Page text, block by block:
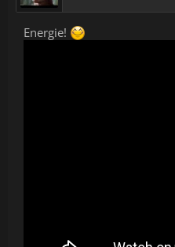
Energie!